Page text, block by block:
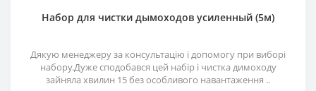
Набор для чистки дымоходов усиленный (5м)
Дякую менеджеру за консультацію і допомогу при виборі
набору.Дуже сподобався цей набір і чистка димоходу
зайняла хвилин 15 без особливого навантаження ..